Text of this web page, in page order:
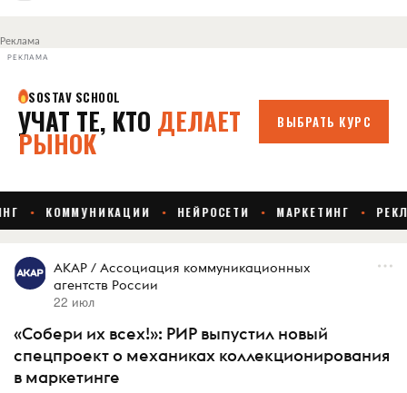
Реклама
РЕКЛАМА
АКАР / Ассоциация коммуникационных
агентств России
22 июл
«Собери их всех!»: РИР выпустил новый
спецпроект о механиках коллекционирования
в маркетинге